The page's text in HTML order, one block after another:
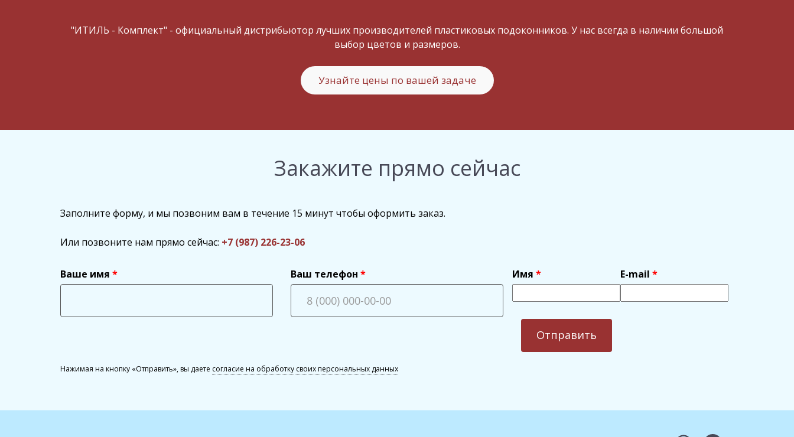
"ИТИЛЬ - Комплект" - официальный дистрибьютор лучших производителей пластиковых подоконников. У нас всегда в наличии большой
выбор цветов и размеров.
Узнайте цены по вашей задаче
Закажите прямо сейчас
Заполните форму, и мы позвоним вам в течение 15 минут чтобы оформить заказ.
Или позвоните нам прямо сейчас: +7 (987) 226-23-06
Ваше имя Ваш телефон Имя E-mail
Нажимая на кнопку «Отправить», вы даете согласие на обработку своих персональных данных